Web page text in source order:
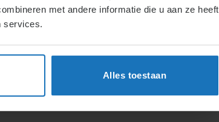
met andere informatie die u aan ze heeft
services.
Alles toestaan